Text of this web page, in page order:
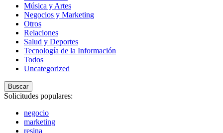
Música y Artes
Negocios y Marketing
Otros
Relaciones
Salud y Deportes
Tecnología de la Información
Todos
Uncategorized
Buscar
Solicitudes populares:
negocio
marketing
resina